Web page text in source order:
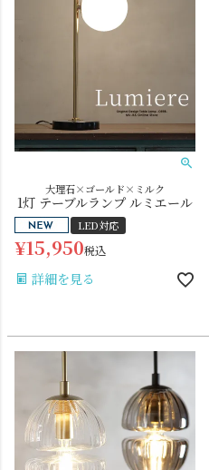
ダクトレール
大理石×ゴールド×ミルク
1灯 テーブルランプ ルミエール
LED対応
¥15,950税込
詳細を見る